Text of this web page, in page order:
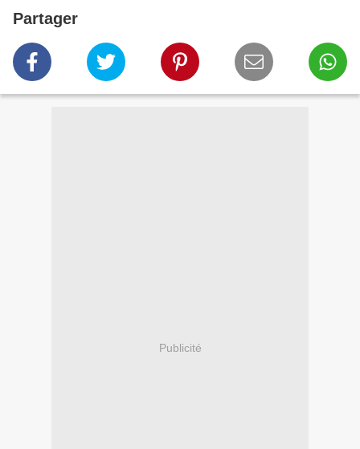
Partager
Publicité